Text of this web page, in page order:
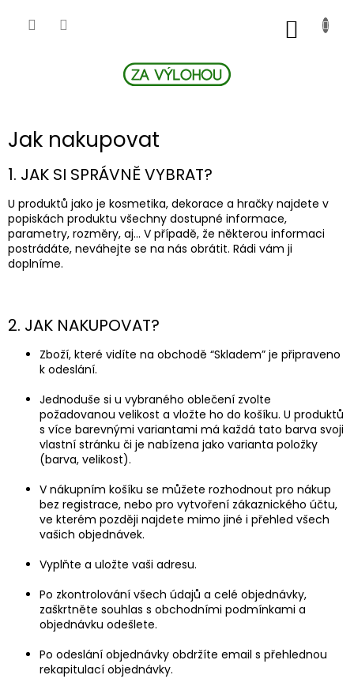
Jak nakupovat
1. JAK SI SPRÁVNĚ VYBRAT?
U produktů jako je kosmetika, dekorace a hračky najdete v
popiskách produktu všechny dostupné informace,
parametry, rozměry, aj... V případě, že některou informaci
postrádáte, neváhejte se na nás obrátit. Rádi vám ji
doplníme.
2. JAK NAKUPOVAT?
Zboží, které vidíte na obchodě “Skladem” je připraveno
k odeslání.
Jednoduše si u vybraného oblečení zvolte
požadovanou velikost a vložte ho do košíku. U produktů
s více barevnými variantami má každá tato barva svoji
vlastní stránku či je nabízena jako varianta položky
(barva, velikost).
V nákupním košíku se můžete rozhodnout pro nákup
bez registrace, nebo pro vytvoření zákaznického účtu,
ve kterém později najdete mimo jiné i přehled všech
vašich objednávek.
Vyplňte a uložte vaši adresu.
Po zkontrolování všech údajů a celé objednávky,
zaškrtněte souhlas s obchodními podmínkami a
objednávku odešlete.
Po odeslání objednávky obdržíte email s přehlednou
rekapitulací objednávky.